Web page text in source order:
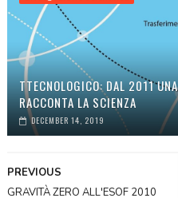
TTECNOLOGICO: DAL 2011
RACCONTA LA SCIENZA
DECEMBER 14, 2019
PREVIOUS
GRAVITÀ ZERO ALL'ESOF 2010